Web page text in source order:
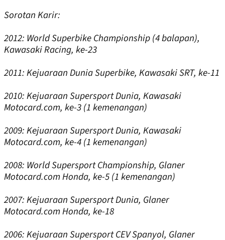
Sorotan Karir:
2012: World Superbike Championship (4 balapan),
Kawasaki Racing, ke-23
2011:Kejuaraan Dunia Superbike, Kawasaki SRT, ke-11
2010:Kejuaraan Supersport Dunia, Kawasaki
Motocard.com, ke-3 (1 kemenangan)
2009:Kejuaraan Supersport Dunia, Kawasaki
Motocard.com, ke-4 (1 kemenangan)
2008: World Supersport Championship, Glaner
Motocard.com Honda, ke-5 (1 kemenangan)
2007:Kejuaraan Supersport Dunia, Glaner
Motocard.com Honda, ke-18
2006:Kejuaraan Supersport CEV Spanyol, Glaner